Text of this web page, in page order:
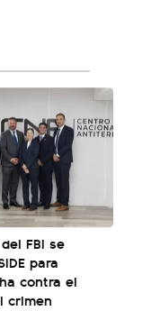
FBI se
para
contra el
crimen